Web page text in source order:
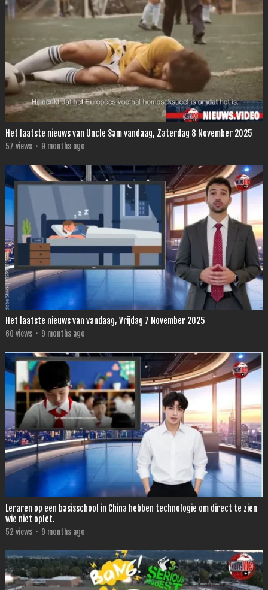
Het laatste nieuws van Uncle Sam vandaag, Zaterdag 8 November 2025
57 views · 9 months ago
Het laatste nieuws van vandaag, Vrijdag 7 November 2025
60 views · 9 months ago
Leraren op een basisschool in China hebben technologie om direct te zien
wie niet oplet.
52 views · 9 months ago